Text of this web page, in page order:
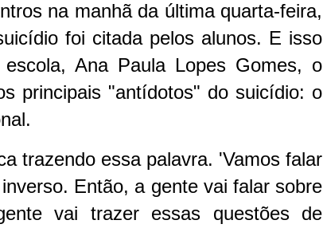
na manhã da última quarta-feira,
foi citada pelos alunos. E isso
Ana Paula Lopes Gomes, o
principais "antídotos" do suicídio: o
trazendo essa palavra. 'Vamos falar
Então, a gente vai falar sobre
vai trazer essas questões de